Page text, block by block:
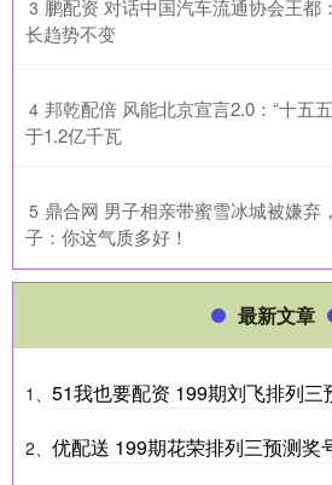
3 鹏配资 对话中国汽车流通协会王都
长趋势不变
4 邦乾配倍 风能北京宣言2.0：“十五
于1.2亿千瓦
5 鼎合网 男子相亲带蜜雪冰城被嫌弃
子：你这气质多好！
最新文章
1、 51我也要配资 199期刘飞排列
2、 优配送 199期花荣排列三预测奖